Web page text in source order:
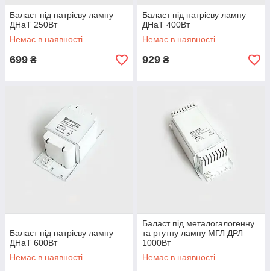
Баласт під натрієву лампу
ДНаТ 250Вт
Немає в наявності
699 ₴
Баласт під натрієву лампу
ДНаТ 400Вт
Немає в наявності
929 ₴
Баласт під натрієву лампу
ДНаТ 600Вт
Немає в наявності
Баласт під металогалогенну
та ртутну лампу МГЛ ДРЛ
1000Вт
Немає в наявності